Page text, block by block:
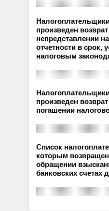
произведен
непредставлении
отчетности в срок,
налоговым
произведен
погашении
Список
которым
обращении
банковских счетах